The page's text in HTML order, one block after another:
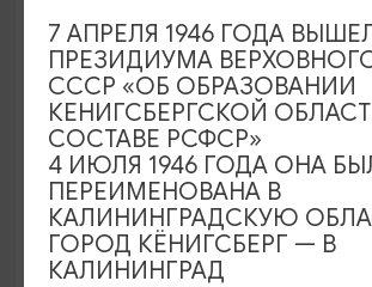
МАСТЕР-КЛАССЫ
Мастер-классы по
Бодяковой
7 АПРЕЛЯ 1946 ГОДА
ПРЕЗИДИУМА
СССР «ОБ ОБРАЗОВАНИИ
КЕНИГСБЕРГСКОЙ
СОСТАВЕ РСФСР»
4 ИЮЛЯ 1946 ГОДА ОНА
ПЕРЕИМЕНОВАНА В
КАЛИНИНГРАДСКУЮ
ГОРОД КЁНИГСБЕРГ — В
КАЛИНИНГРАД